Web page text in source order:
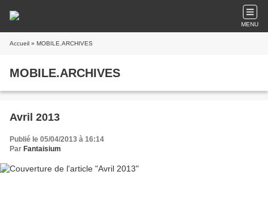
MENU
Accueil » MOBILE.ARCHIVES
MOBILE.ARCHIVES
Avril 2013
Publié le 05/04/2013 à 16:14
Par Fantaisium